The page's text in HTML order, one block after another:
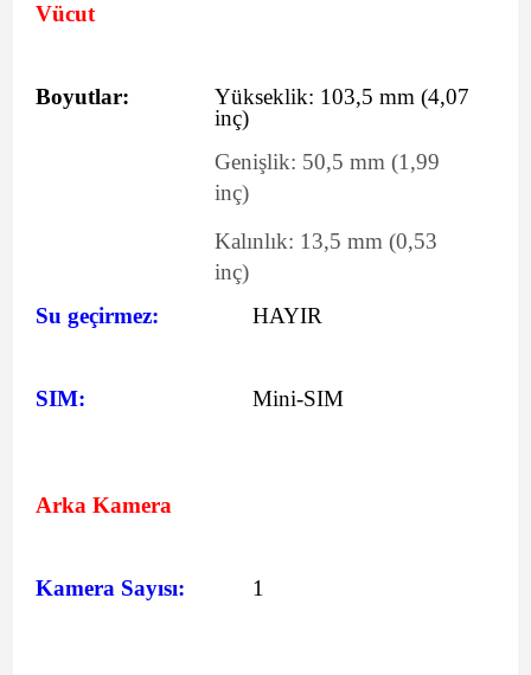
Vücut
Boyutlar: Yükseklik: 103,5 mm (4,07
inç)
Genişlik: 50,5 mm (1,99
inç)
Kalınlık: 13,5 mm (0,53
inç)
Su geçirmez:
HAYIR
SIM: Mini-SIM
Arka Kamera
Kamera Sayısı: 1